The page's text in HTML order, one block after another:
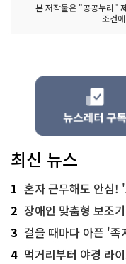
본 저작물은 "공공누리"
조건
최신 뉴스
1 혼자 근무해도 안심!
2 장애인 맞춤형 보조기
3 걸을 때마다 아픈 '족저
4 먹거리부터 야경 라